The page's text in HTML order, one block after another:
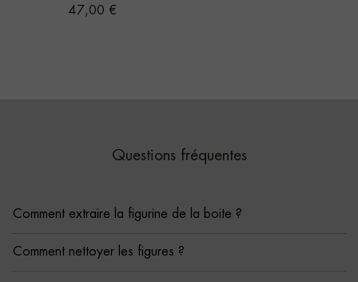
Prix
47,00 €
Questions fréquentes
Comment extraire la figurine de la boite ?
Comment nettoyer les figures ?